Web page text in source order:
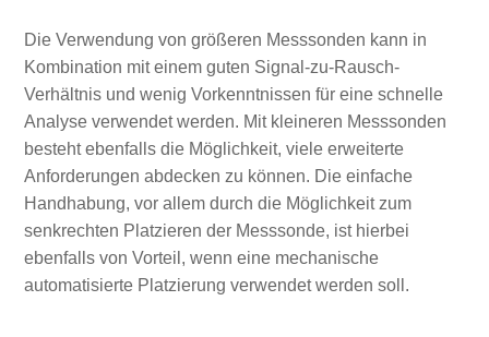
Die Verwendung von größeren Messsonden kann in
Kombination mit einem guten Signal-zu-Rausch-
Verhältnis und wenig Vorkenntnissen für eine schnelle
Analyse verwendet werden. Mit kleineren Messsonden
besteht ebenfalls die Möglichkeit, viele erweiterte
Anforderungen abdecken zu können. Die einfache
Handhabung, vor allem durch die Möglichkeit zum
senkrechten Platzieren der Messsonde, ist hierbei
ebenfalls von Vorteil, wenn eine mechanische
automatisierte Platzierung verwendet werden soll.